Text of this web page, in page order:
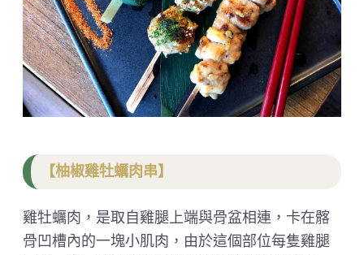
【柚椒雞牡蠣肉串】
雞牡蠣肉，是取自雞腿上端與骨盆相連，卡在髂
骨凹槽內的一塊小肌肉，由於這個部位每隻雞腿